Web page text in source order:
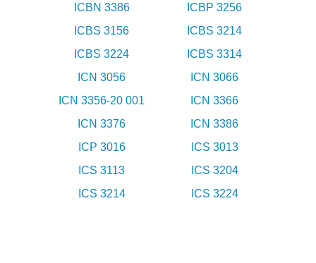
ICBN 3386
ICBP 3256
ICBS 3156
ICBS 3214
ICBS 3224
ICBS 3314
ICN 3056
ICN 3066
ICN 3356-20 001
ICN 3366
ICN 3376
ICN 3386
ICP 3016
ICS 3013
ICS 3113
ICS 3204
ICS 3214
ICS 3224